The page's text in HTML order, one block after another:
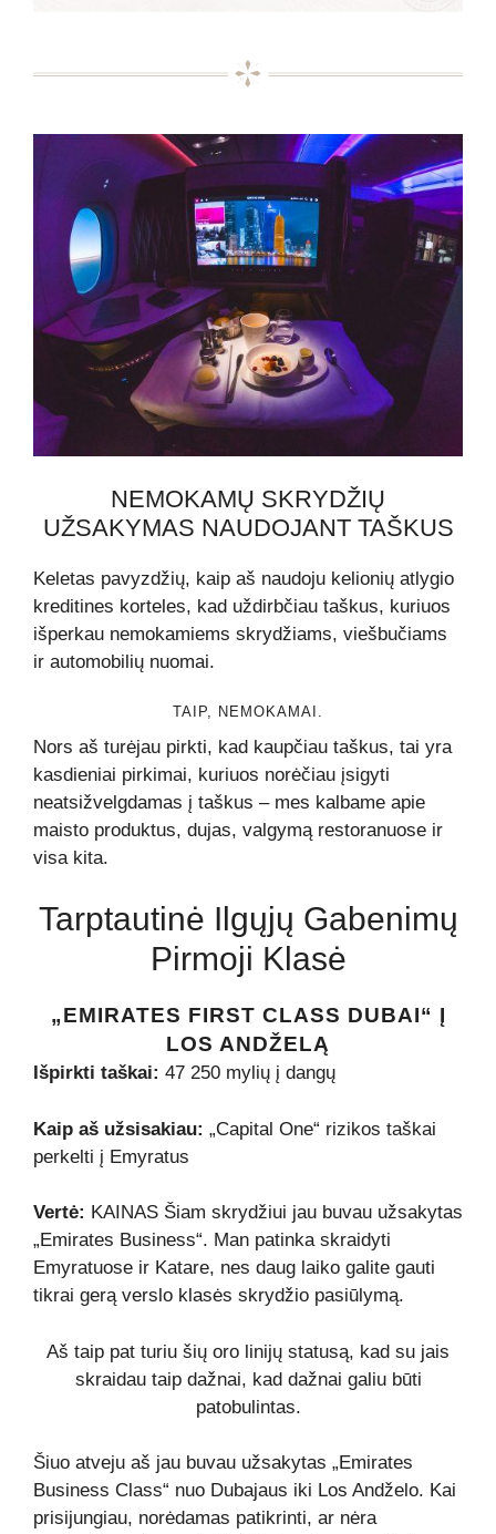
NEMOKAMŲ SKRYDŽIŲ
UŽSAKYMAS NAUDOJANT TAŠKUS
Keletas pavyzdžių, kaip aš naudoju kelionių atlygio
kreditines korteles, kad uždirbčiau taškus, kuriuos
išperkau nemokamiems skrydžiams, viešbučiams
ir automobilių nuomai.
TAIP, NEMOKAMAI.
Nors aš turėjau pirkti, kad kaupčiau taškus, tai yra
kasdieniai pirkimai, kuriuos norėčiau įsigyti
neatsižvelgdamas į taškus – mes kalbame apie
maisto produktus, dujas, valgymą restoranuose ir
visa kita.
Tarptautinė Ilgųjų Gabenimų
Pirmoji Klasė
„EMIRATES FIRST CLASS DUBAI“ Į
LOS ANDŽELĄ
Išpirkti taškai: 47 250 mylių į dangų
Kaip aš užsisakiau: „Capital One“ rizikos taškai
perkelti į Emyratus
Vertė: KAINAS Šiam skrydžiui jau buvau užsakytas
„Emirates Business“. Man patinka skraidyti
Emyratuose ir Katare, nes daug laiko galite gauti
tikrai gerą verslo klasės skrydžio pasiūlymą.
Aš taip pat turiu šių oro linijų statusą, kad su jais
skraidau taip dažnai, kad dažnai galiu būti
patobulintas.
Šiuo atveju aš jau buvau užsakytas „Emirates
Business Class“ nuo Dubajaus iki Los Andželo. Kai
prisijungiau, norėdamas patikrinti, ar nėra